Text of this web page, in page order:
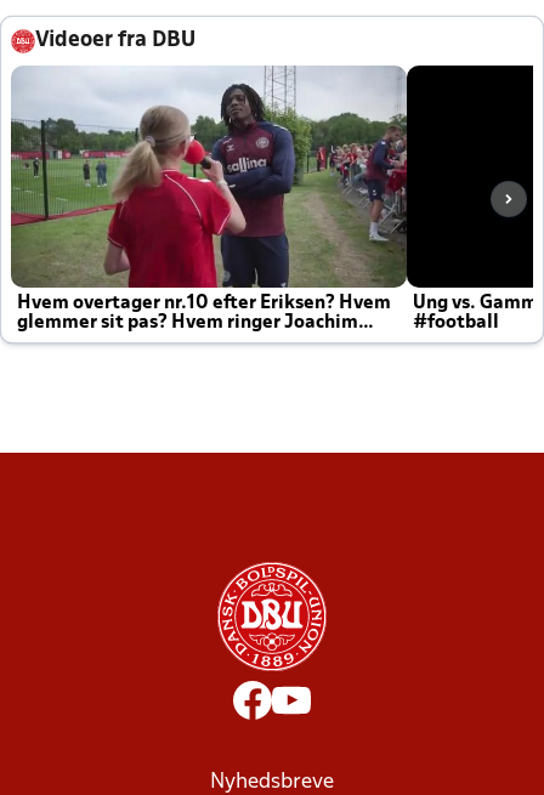
Videoer fra DBU
Hvem overtager nr.10 efter Eriksen? Hvem
glemmer sit pas? Hvem ringer Joachim
altid til efter kampe?
Ung vs.
#football
Nyhedsbreve